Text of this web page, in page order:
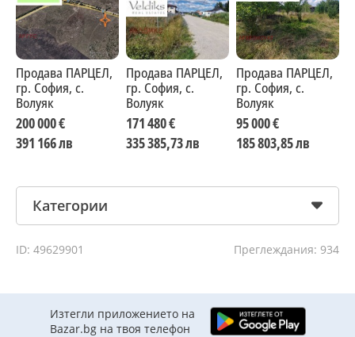
Продава ПАРЦЕЛ,
гр. София, с.
Волуяк
200 000 €
391 166 лв
Продава ПАРЦЕЛ,
гр. София, с.
Волуяк
171 480 €
335 385,73 лв
Продава ПАРЦЕЛ,
гр. София, с.
Волуяк
95 000 €
185 803,85 лв
Категории
ID: 49629901 Преглеждания: 934
Изтегли приложението на
Bazar.bg на твоя телефон